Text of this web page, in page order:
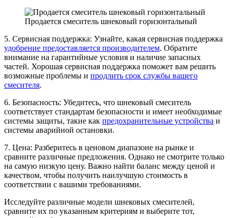
Продается смеситель шнековый горизонтальный
5. Сервисная поддержка: Узнайте, какая сервисная поддержка
удобрение предоставляется производителем. Обратите
внимание на гарантийные условия и наличие запасных
частей. Хорошая сервисная поддержка поможет вам решить
возможные проблемы и продлить срок службы вашего
смесителя.
6. Безопасность: Убедитесь, что шнековый смеситель
соответствует стандартам безопасности и имеет необходимые
системы защиты, такие как предохранительные устройства и
системы аварийной остановки.
7. Цена: Разберитесь в ценовом диапазоне на рынке и
сравните различные предложения. Однако не смотрите только
на самую низкую цену. Важно найти баланс между ценой и
качеством, чтобы получить наилучшую стоимость в
соответствии с вашими требованиями.
Исследуйте различные модели шнековых смесителей,
сравните их по указанным критериям и выберите тот,